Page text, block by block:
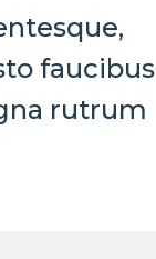
faucibus
rutrum